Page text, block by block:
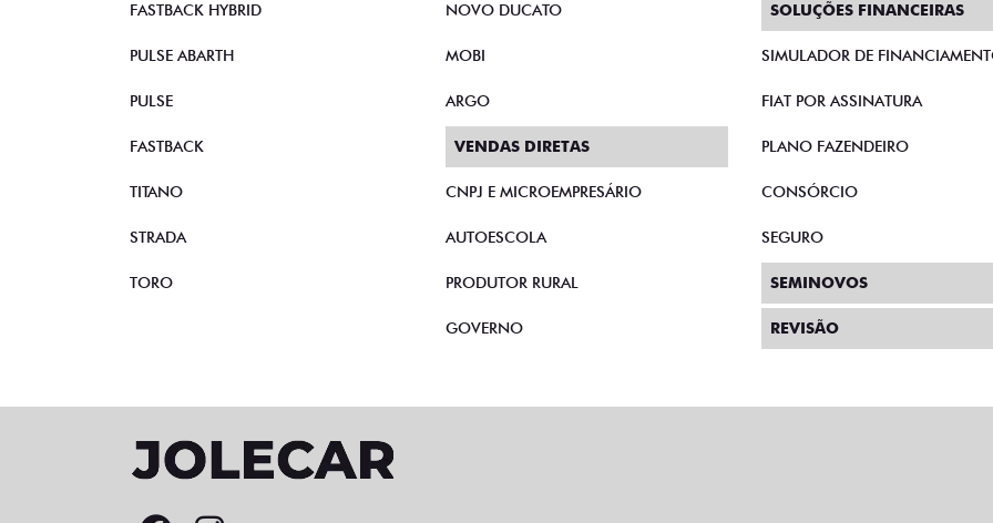
FASTBACK HYBRID
PULSE ABARTH
PULSE
FASTBACK
TITANO
STRADA
TORO
NOVO DUCATO
MOBI
ARGO
VENDAS DIRETAS
CNPJ E MICROEMPRESÁRIO
AUTOESCOLA
PRODUTOR RURAL
GOVERNO
SOLUÇÕES FINANCEIRAS
SIMULADOR DE
FIAT POR ASSINATURA
PLANO FAZENDEIRO
CONSÓRCIO
SEGURO
SEMINOVOS
REVISÃO